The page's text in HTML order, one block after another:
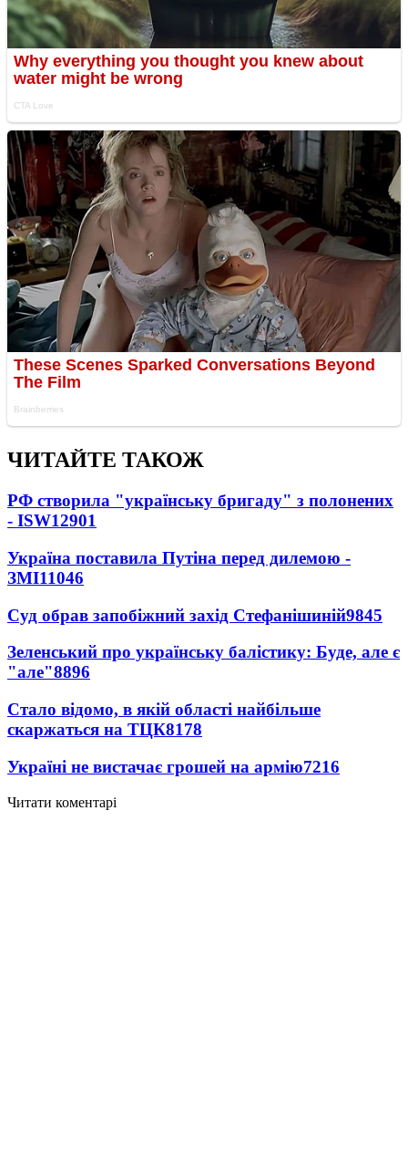
ЧИТАЙТЕ ТАКОЖ
РФ створила "українську бригаду" з полонених
- ISW12901
Україна поставила Путіна перед дилемою -
ЗМІ11046
Суд обрав запобіжний захід Стефанішиній9845
Зеленський про українську балістику: Буде, але є
"але"8896
Стало відомо, в якій області найбільше
скаржаться на ТЦК8178
Україні не вистачає грошей на армію7216
Читати коментарі